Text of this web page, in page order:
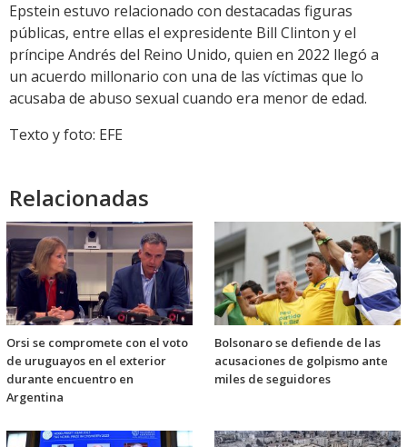
Epstein estuvo relacionado con destacadas figuras
públicas, entre ellas el expresidente Bill Clinton y el
príncipe Andrés del Reino Unido, quien en 2022 llegó a
un acuerdo millonario con una de las víctimas que lo
acusaba de abuso sexual cuando era menor de edad.
Texto y foto: EFE
Relacionadas
Orsi se compromete con el voto
de uruguayos en el exterior
durante encuentro en
Argentina
Bolsonaro se defiende de las
acusaciones de golpismo ante
miles de seguidores